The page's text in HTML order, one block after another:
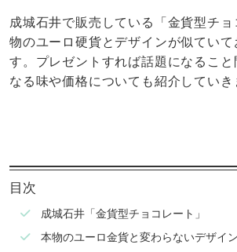
成城石井で販売している「金貨型チ
物のユーロ硬貨とデザインが似てい
す。プレゼントすれば話題になるこ
なる味や価格についても紹介していき
目次
成城石井「金貨型チョコレート」
本物のユーロ金貨と変わらないデザイ